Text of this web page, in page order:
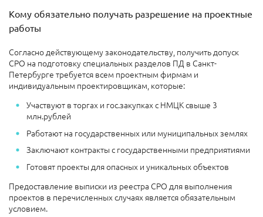
Кому обязательно получать разрешение на проектные
работы
Согласно действующему законодательству, получить допуск
СРО на подготовку специальных разделов ПД в Санкт-
Петербурге требуется всем проектным фирмам и
индивидуальным проектировщикам, которые:
Участвуют в торгах и гос.закупках с НМЦК свыше 3
млн.рублей
Работают на государственных или муниципальных землях
Заключают контракты с государственными предприятиями
Готовят проекты для опасных и уникальных объектов
Предоставление выписки из реестра СРО для выполнения
проектов в перечисленных случаях является обязательным
условием.